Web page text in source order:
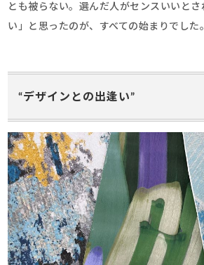
とも被らない。選んだ人がセンスいいと
い」と思ったのが、すべての始まりでした
“デザインとの出逢い”